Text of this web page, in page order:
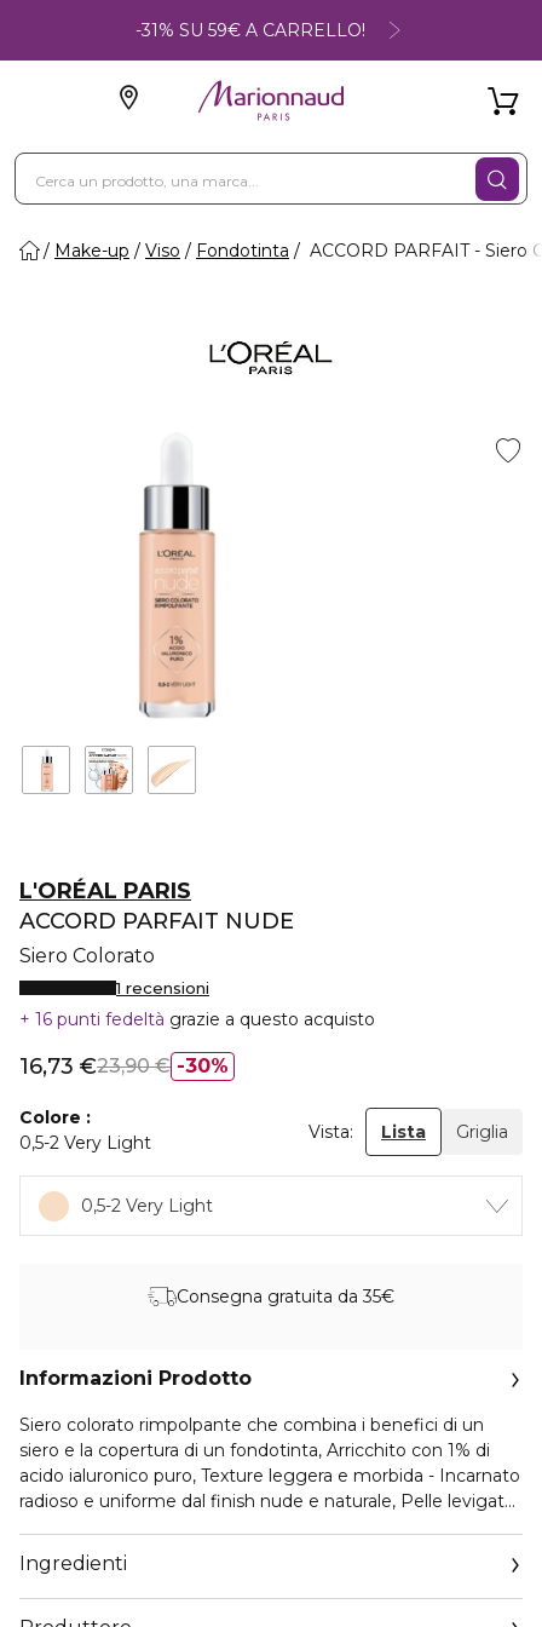
-31% SU 59€ A CARRELLO!
Make-up Viso Fondotinta ACCORD PARFAIT - Siero
L'ORÉAL PARIS
ACCORD PARFAIT NUDE
Siero Colorato
1 recensioni
16 punti fedeltà grazie a questo acquisto
30%
16,73 €23,90 €
Colore
0,5-2 Very Light
Vista: Lista Griglia
0,5-2 Very Light
Consegna gratuita da 35€
Informazioni Prodotto
Siero colorato rimpolpante che combina i benefici di un
siero e la copertura di un fondotinta, Arricchito con 1% di
acido ialuronico puro, Texture leggera e morbida - Incarnato
radioso e uniforme dal finish nude e naturale, Pelle levigata
prima dell’uso. Applicare qualche goccia su fronte, guance e
mento e distribuire sul viso con la punta delle dita, per
uniformare e illuminare l'incarnato istantaneamente - Facile
Ingredienti